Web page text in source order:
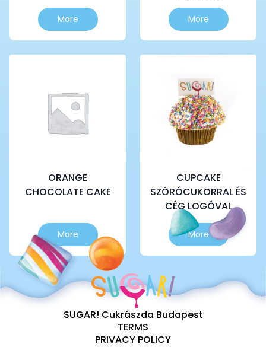
More More
ORANGE
CHOCOLATE CAKE
More
CUPCAKE
SZÓRÓCUKORRAL ÉS
CÉG LOGÓVAL
More
SUGAR! Cukrászda Budapest
TERMS
PRIVACY POLICY